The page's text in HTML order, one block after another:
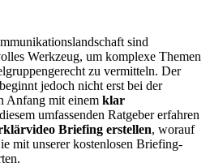
sind
Werkzeug, um komplexe Themen
zu vermitteln. Der
jedoch nicht erst bei der
Anfang mit einem klar
umfassenden Ratgeber erfahren
Briefing erstellen, worauf
mit unserer kostenlosen Briefing-